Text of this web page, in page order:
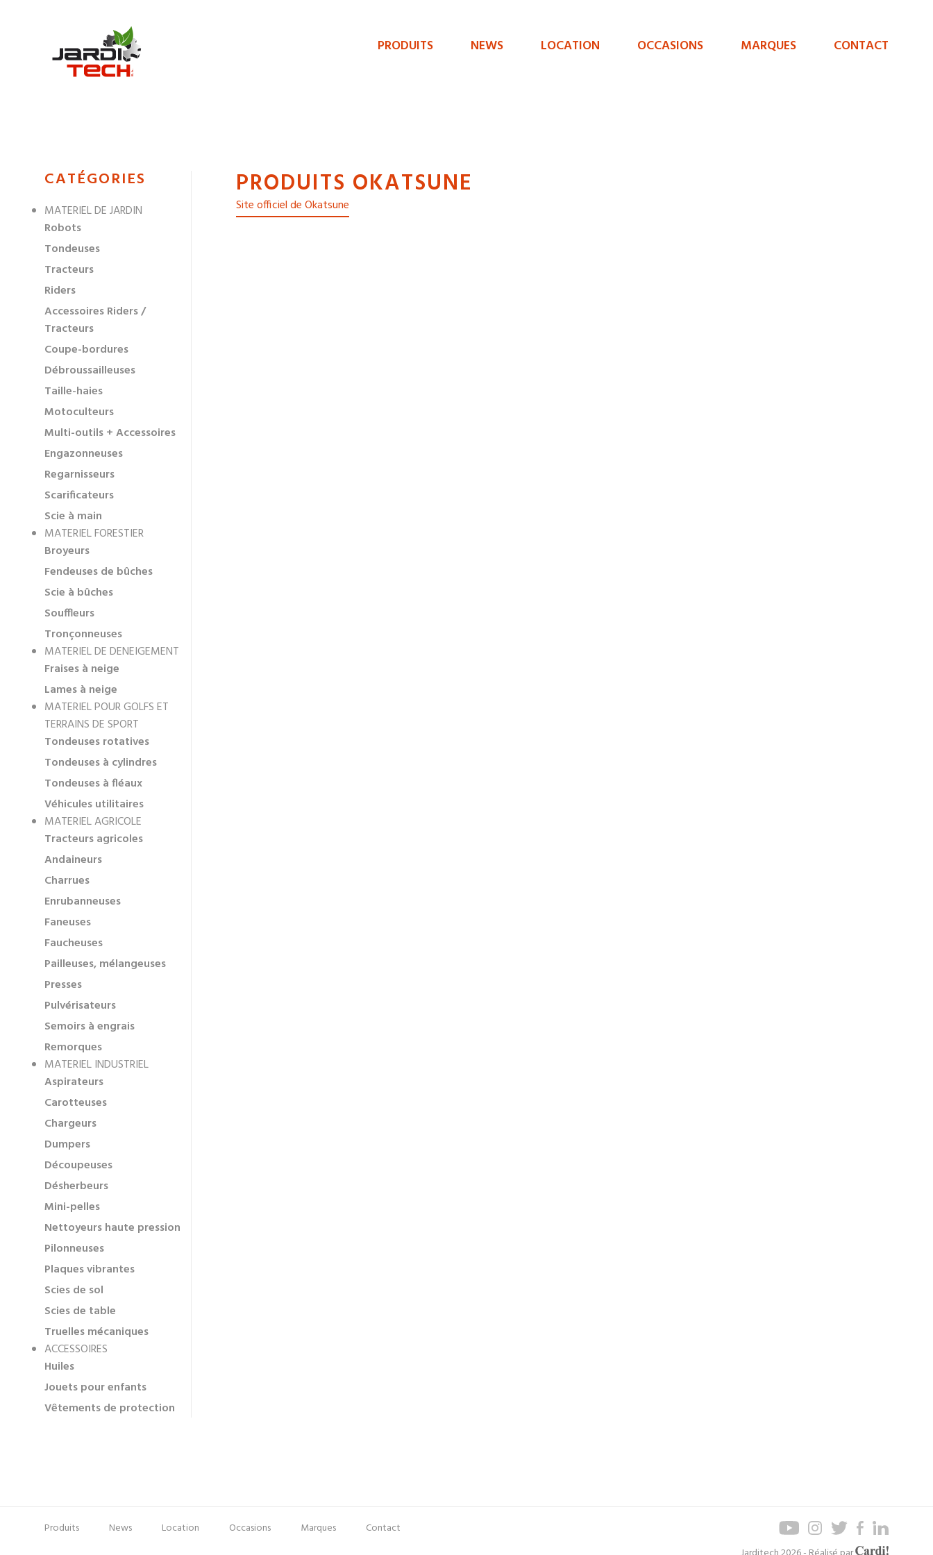
Jarditech
Menu
PRODUITS NEWS LOCATION OCCASIONS MARQUES CONTACT
MENU
NAVIGATION
DES
CATÉGORIES
MATERIEL DE JARDIN
Robots
Tondeuses
Tracteurs
Riders
Accessoires Riders /
Tracteurs
Coupe-bordures
Débroussailleuses
Taille-haies
Motoculteurs
Multi-outils + Accessoires
Engazonneuses
Regarnisseurs
Scarificateurs
Scie à main
MATERIEL FORESTIER
Broyeurs
Fendeuses de bûches
Scie à bûches
Souffleurs
Tronçonneuses
MATERIEL DE DENEIGEMENT
Fraises à neige
Lames à neige
MATERIEL POUR GOLFS ET
TERRAINS DE SPORT
Tondeuses rotatives
Tondeuses à cylindres
Tondeuses à fléaux
Véhicules utilitaires
MATERIEL AGRICOLE
Tracteurs agricoles
Andaineurs
Charrues
Enrubanneuses
Faneuses
Faucheuses
Pailleuses, mélangeuses
Presses
Pulvérisateurs
Semoirs à engrais
Remorques
MATERIEL INDUSTRIEL
Aspirateurs
Carotteuses
Chargeurs
Dumpers
Découpeuses
Désherbeurs
Mini-pelles
Nettoyeurs haute pression
Pilonneuses
Plaques vibrantes
Scies de sol
Scies de table
Truelles mécaniques
ACCESSOIRES
Huiles
Jouets pour enfants
Vêtements de protection
PRODUITS OKATSUNE
Site officiel de Okatsune
Pied
Menu
Produits News Location Occasions Marques
Contact